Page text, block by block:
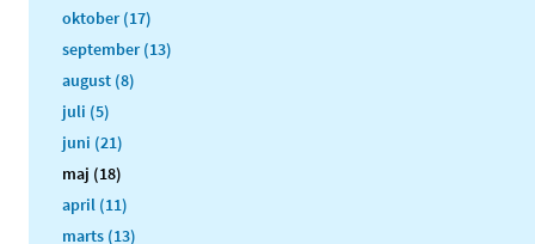
oktober (17)
september (13)
august (8)
juli (5)
juni (21)
maj (18)
april (11)
marts (13)